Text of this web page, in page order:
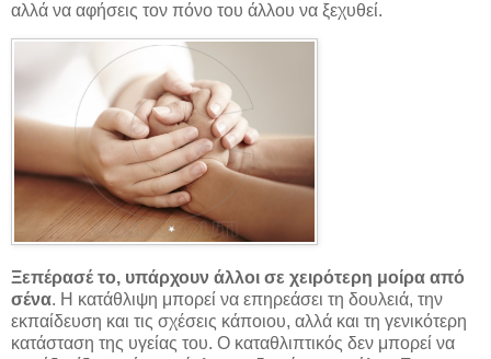
αλλά να αφήσεις τον πόνο του άλλου να ξεχυθεί.
Ξεπέρασέ το, υπάρχουν άλλοι σε χειρότερη μοίρα από
σένα. Η κατάθλιψη μπορεί να επηρεάσει τη δουλειά, την
εκπαίδευση και τις σχέσεις κάποιου, αλλά και τη γενικότερη
κατάσταση της υγείας του. Ο καταθλιπτικός δεν μπορεί να